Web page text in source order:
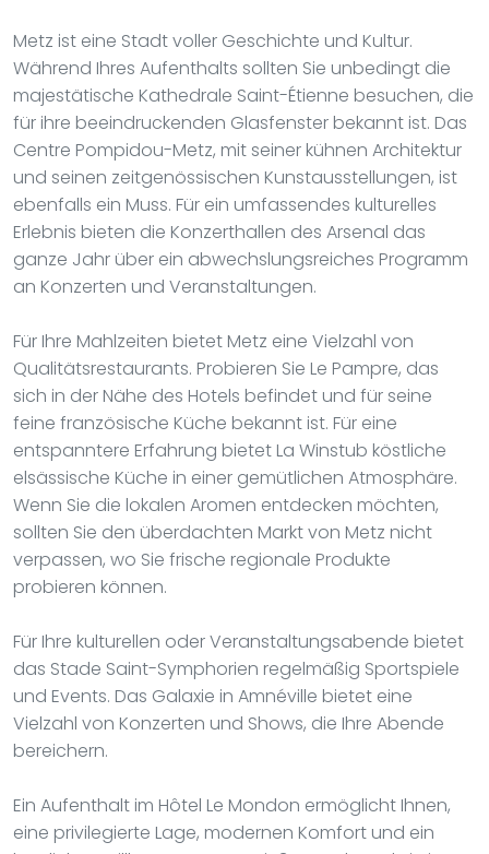
Metz ist eine Stadt voller Geschichte und Kultur.
Während Ihres Aufenthalts sollten Sie unbedingt die
majestätische Kathedrale Saint-Étienne besuchen, die
für ihre beeindruckenden Glasfenster bekannt ist. Das
Centre Pompidou-Metz, mit seiner kühnen Architektur
und seinen zeitgenössischen Kunstausstellungen, ist
ebenfalls ein Muss. Für ein umfassendes kulturelles
Erlebnis bieten die Konzerthallen des Arsenal das
ganze Jahr über ein abwechslungsreiches Programm
an Konzerten und Veranstaltungen.
Für Ihre Mahlzeiten bietet Metz eine Vielzahl von
Qualitätsrestaurants. Probieren Sie Le Pampre, das
sich in der Nähe des Hotels befindet und für seine
feine französische Küche bekannt ist. Für eine
entspanntere Erfahrung bietet La Winstub köstliche
elsässische Küche in einer gemütlichen Atmosphäre.
Wenn Sie die lokalen Aromen entdecken möchten,
sollten Sie den überdachten Markt von Metz nicht
verpassen, wo Sie frische regionale Produkte
probieren können.
Für Ihre kulturellen oder Veranstaltungsabende bietet
das Stade Saint-Symphorien regelmäßig Sportspiele
und Events. Das Galaxie in Amnéville bietet eine
Vielzahl von Konzerten und Shows, die Ihre Abende
bereichern.
Ein Aufenthalt im Hôtel Le Mondon ermöglicht Ihnen,
eine privilegierte Lage, modernen Komfort und ein